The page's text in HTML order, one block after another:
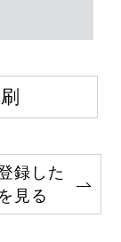
録した
見る